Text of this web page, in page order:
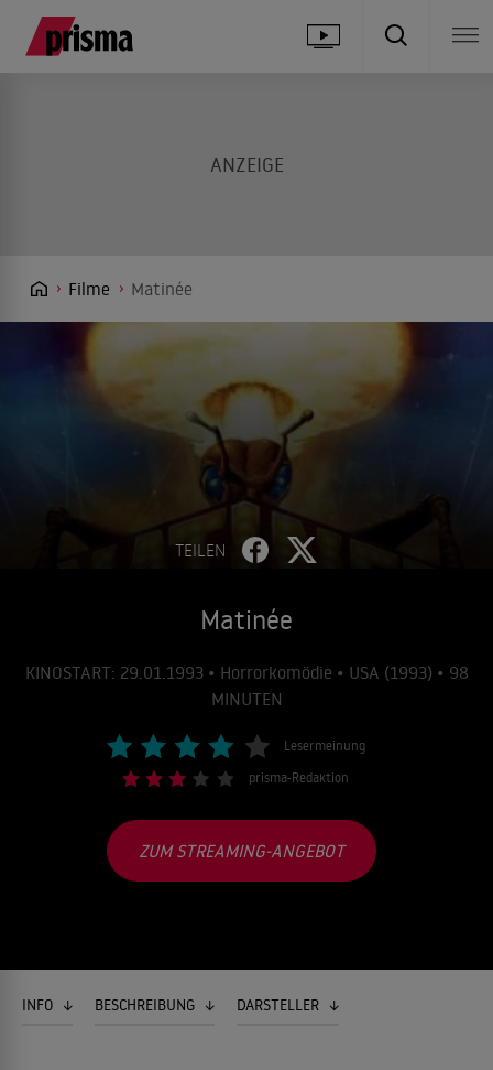
Filme Matinée
TEILEN
Matinée
KINOSTART: 29.01.1993 • Horrorkomödie • USA (1993) • 98
MINUTEN
Lesermeinung
prisma-Redaktion
ZUM STREAMING-ANGEBOT
INFO BESCHREIBUNG DARSTELLER